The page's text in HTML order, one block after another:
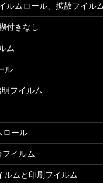
ルムロール、拡散フイル
付きなし
ム
ル
フイルム
ロール
フイルム
ルムと印刷フイルム